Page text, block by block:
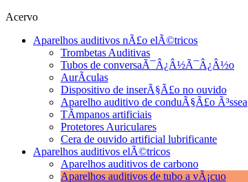
Acervo
Aparelhos auditivos nÃ£o elÃ©tricos
Trombetas Auditivas
Tubos de conversaÃ¯Â¿Â½Ã¯Â¿Â½o
AurÃ­culas
Dispositivo de inserÃ§Ã£o no ouvido
Aparelho auditivo de conduÃ§Ã£o Ã³ssea
TÃ­mpanos artificiais
Protetores Auriculares
Cera de ouvido artificial lubrificante
Aparelhos auditivos elÃ©tricos
Aparelhos auditivos de carbono
Aparelhos auditivos de tubo a vÃ¡cuo